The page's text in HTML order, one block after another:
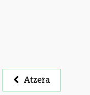
Atzera